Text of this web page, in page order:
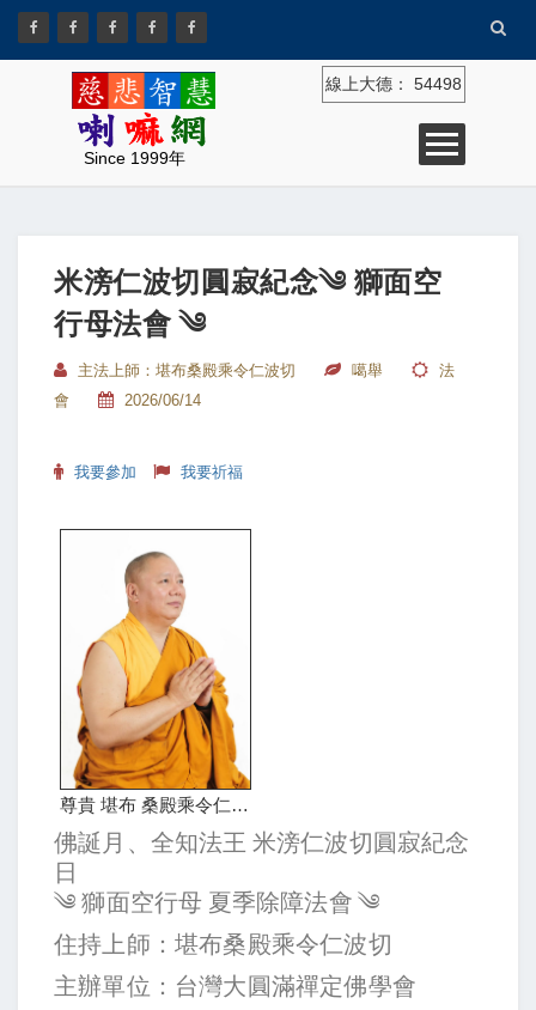
Since 1999年
線上大德： 54498
米滂仁波切圓寂紀念༄ 獅面空
行母法會 ༄
主法上師：堪布桑殿乘令仁波切 噶舉
法
會
2026/06/14
我要參加 我要祈福
尊貴 堪布 桑殿乘令仁波切
佛誕月、全知法王 米滂仁波切圓寂紀念
日
༄ 獅面空行母 夏季除障法會 ༄
住持上師：堪布桑殿乘令仁波切
主辦單位：台灣大圓滿禪定佛學會